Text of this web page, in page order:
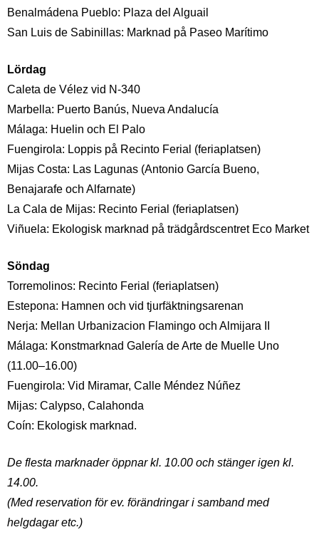
Benalmádena Pueblo: Plaza del Alguail
San Luis de Sabinillas: Marknad på Paseo Marítimo
Lördag
Caleta de Vélez vid N-340
Marbella: Puerto Banús, Nueva Andalucía
Málaga: Huelin och El Palo
Fuengirola: Loppis på Recinto Ferial (feriaplatsen)
Mijas Costa: Las Lagunas (Antonio García Bueno,
Benajarafe och Alfarnate)
La Cala de Mijas: Recinto Ferial (feriaplatsen)
Viñuela: Ekologisk marknad på trädgårdscentret Eco Market
Söndag
Torremolinos: Recinto Ferial (feriaplatsen)
Estepona: Hamnen och vid tjurfäktningsarenan
Nerja: Mellan Urbanizacion Flamingo och Almijara II
Málaga: Konstmarknad Galería de Arte de Muelle Uno
(11.00–16.00)
Fuengirola: Vid Miramar, Calle Méndez Núñez
Mijas: Calypso, Calahonda
Coín: Ekologisk marknad.
De flesta marknader öppnar kl. 10.00 och stänger igen kl.
14.00.
(Med reservation för ev. förändringar i samband med
helgdagar etc.)